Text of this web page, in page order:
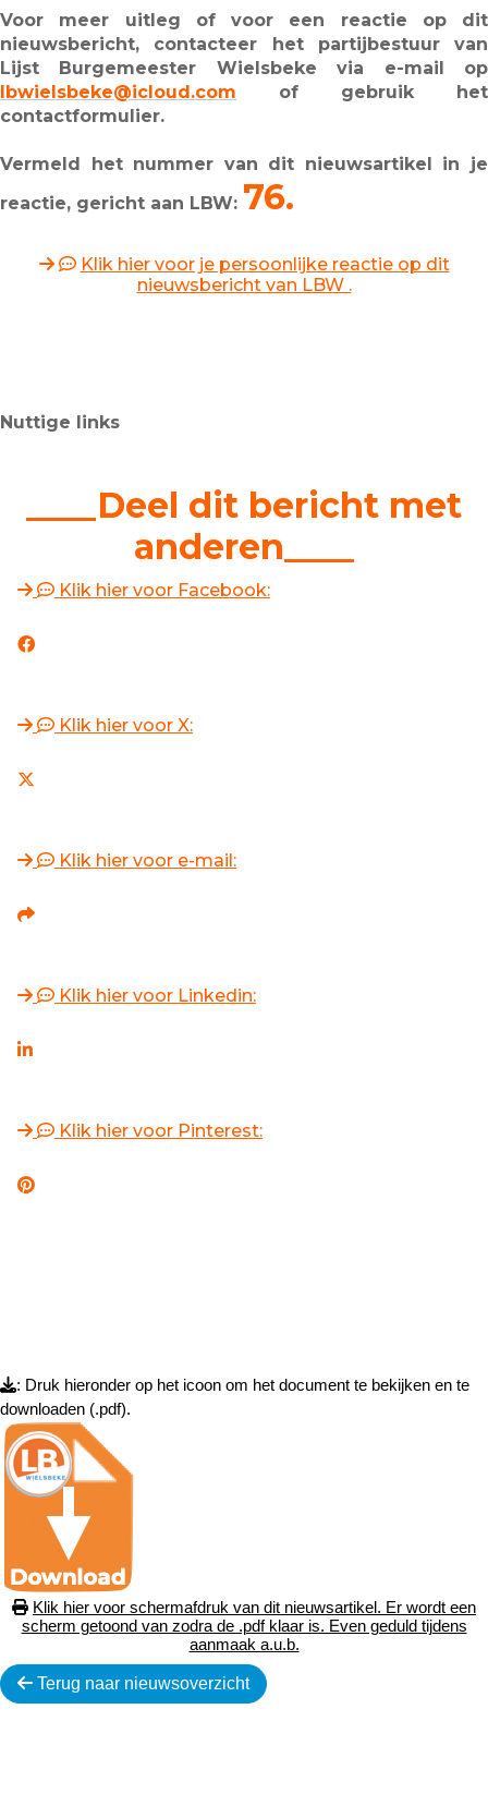
Voor meer uitleg of voor een reactie op dit
nieuwsbericht, contacteer het partijbestuur van
Lijst Burgemeester Wielsbeke via e-mail op
lbwielsbeke@icloud.com
of gebruik het
contactformulier.
Vermeld het nummer van dit nieuwsartikel in je
reactie, gericht aan LBW: 76.
Klik hier voor je persoonlijke reactie op dit
nieuwsbericht van LBW .
Nuttige links
____Deel dit bericht met
anderen____
Klik hier voor Facebook:
Klik hier voor X:
Klik hier voor e-mail:
Klik hier voor Linkedin:
Klik hier voor Pinterest:
: Druk hieronder op het icoon om het document te bekijken en te
downloaden (.pdf).
Klik hier voor schermafdruk van dit nieuwsartikel. Er wordt een
scherm getoond van zodra de .pdf klaar is. Even geduld tijdens
aanmaak a.u.b.
Terug naar nieuwsoverzicht